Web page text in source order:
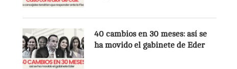
40 cambios en 30 meses: así se
ha movido el gabinete de Eder